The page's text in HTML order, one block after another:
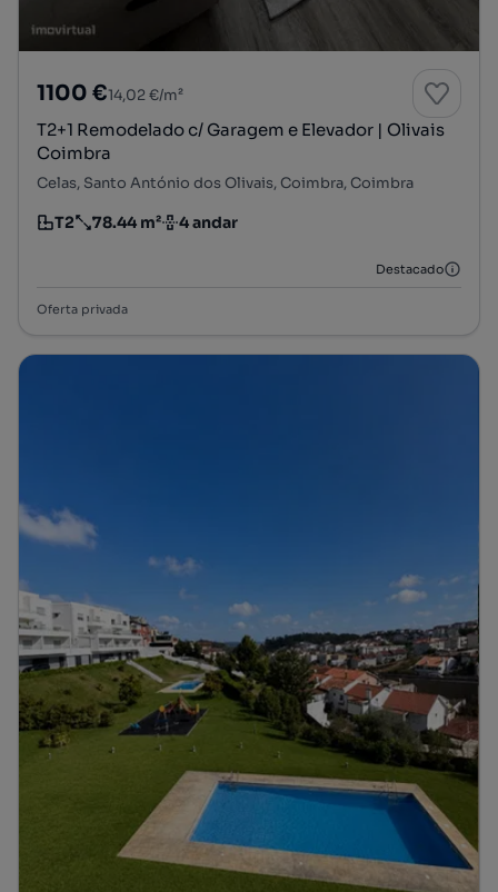
1100 €14,02 €/m²
T2+1 Remodelado c/ Garagem e Elevador | Olivais
Coimbra
Celas, Santo António dos Olivais, Coimbra, Coimbra
Tipologia
T2
Preço por metro quadrado
78.44 m²
Andar 4 andar
Destacado
Oferta privada